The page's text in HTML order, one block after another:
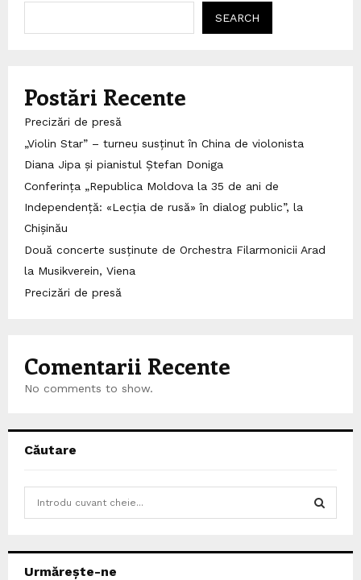
SEARCH
Postări Recente
Precizări de presă
„Violin Star” – turneu susținut în China de violonista
Diana Jipa și pianistul Ștefan Doniga
Conferința „Republica Moldova la 35 de ani de
Independență: «Lecția de rusă» în dialog public”, la
Chișinău
Două concerte susținute de Orchestra Filarmonicii Arad
la Musikverein, Viena
Precizări de presă
Comentarii Recente
No comments to show.
Căutare
Urmărește-ne